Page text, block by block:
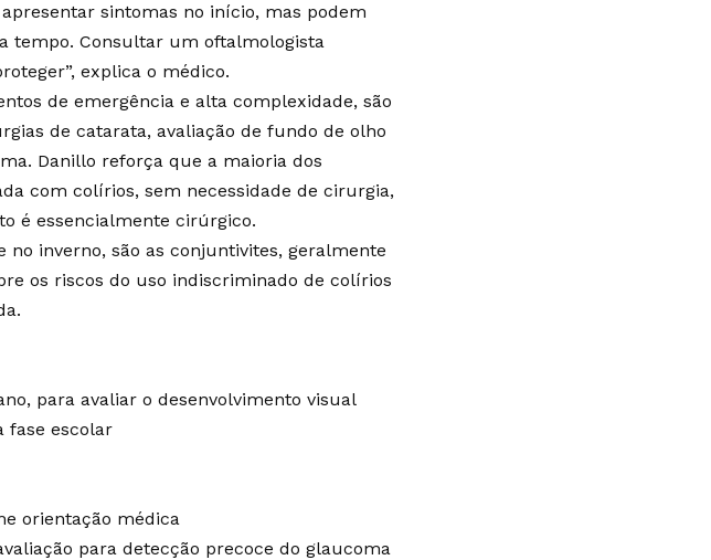
sintomas no início, mas podem
tempo. Consultar um oftalmologista
explica o médico.
de emergência e alta complexidade, são
de catarata, avaliação de fundo de olho
Danillo reforça que a maioria dos
com colírios, sem necessidade de cirurgia,
é essencialmente cirúrgico.
inverno, são as conjuntivites, geralmente
os riscos do uso indiscriminado de colírios
para avaliar o desenvolvimento visual
fase escolar
orientação médica
para detecção precoce do glaucoma